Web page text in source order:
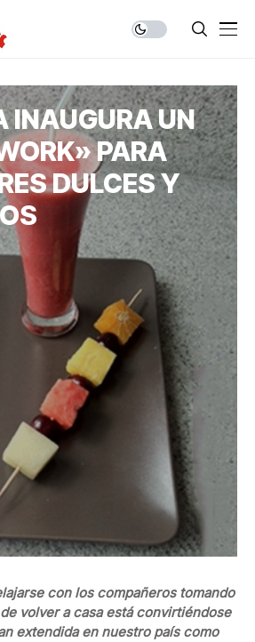
INAUGURA UN
PARA
DULCES Y
con los compañeros tomando
volver a casa está convirtiéndose
extendida en nuestro país como